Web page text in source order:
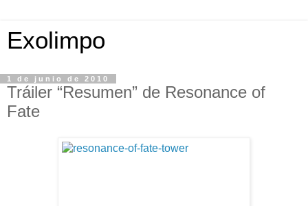
Exolimpo
1 de junio de 2010
Tráiler “Resumen” de Resonance of
Fate